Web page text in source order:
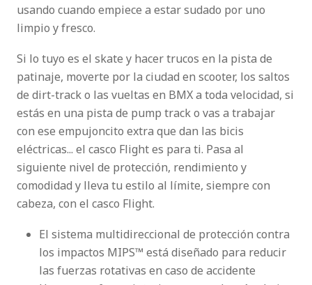
usando cuando empiece a estar sudado por uno
limpio y fresco.
Si lo tuyo es el skate y hacer trucos en la pista de
patinaje, moverte por la ciudad en scooter, los saltos
de dirt-track o las vueltas en BMX a toda velocidad, si
estás en una pista de pump track o vas a trabajar
con ese empujoncito extra que dan las bicis
eléctricas... el casco Flight es para ti. Pasa al
siguiente nivel de protección, rendimiento y
comodidad y lleva tu estilo al límite, siempre con
cabeza, con el casco Flight.
El sistema multidireccional de protección contra
los impactos MIPS™ está diseñado para reducir
las fuerzas rotativas en caso de accidente